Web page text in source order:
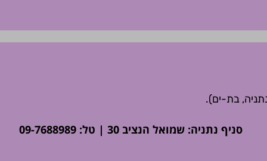
סניף נתניה: שמואל הנציב 30 | טל: 09-7688989